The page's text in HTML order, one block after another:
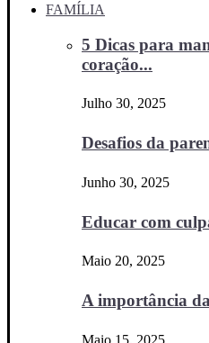
FAMÍLIA
5 Dicas para
coração...
Julho 30, 2025
Desafios da
Junho 30, 2025
Educar com
Maio 20, 2025
A importância
Maio 15, 2025